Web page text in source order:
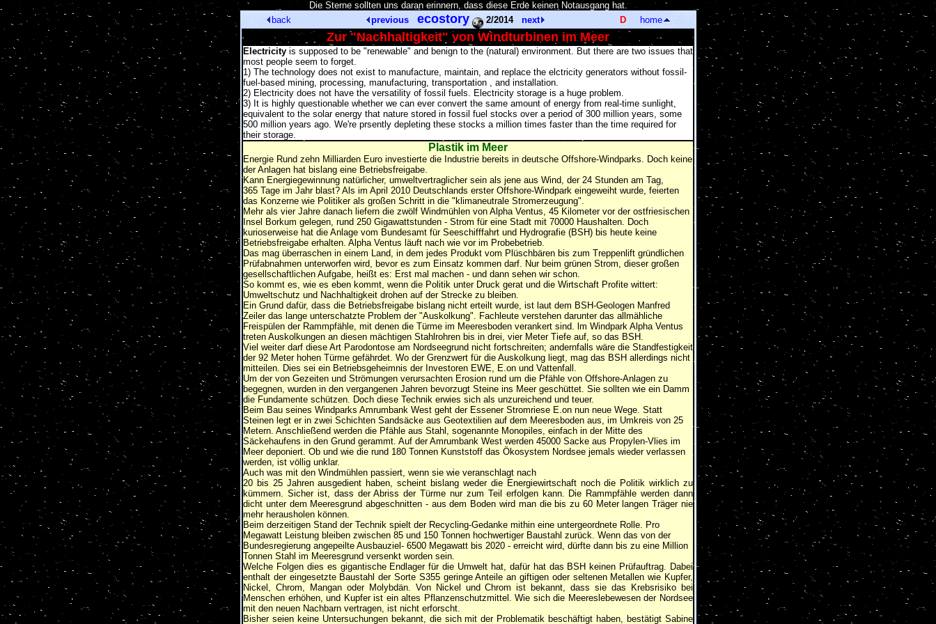
Die Sterne sollten uns daran erinnern, dass diese Erde keinen Notausgang hat.]
back
previous ecostory 2/2014 next D home
Zur "Nachhaltigkeit" von Windturbinen im Meer
Electricity is supposed to be "renewable" and benign to the (natural) environment. But there are two issues that
most people seem to forget.
1) The technology does not exist to manufacture, maintain, and replace the elctricity generators without fossil-
fuel-based mining, processing, manufacturing, transportation , and installation.
2) Electricity does not have the versatility of fossil fuels. Electricity storage is a huge problem.
3) It is highly questionable whether we can ever convert the same amount of energy from real-time sunlight,
equivalent to the solar energy that nature stored in fossil fuel stocks over a period of 300 million years, some
500 million years ago. We're prsently depleting these stocks a million times faster than the time required for
their storage.
Plastik im Meer
Energie Rund zehn Milliarden Euro investierte die Industrie bereits in deutsche Offshore-Windparks. Doch keine
der Anlagen hat bislang eine Betriebsfreigabe.
Kann Energiegewinnung natürlicher, umweltvertraglicher sein als jene aus Wind, der 24 Stunden am Tag,
365 Tage im Jahr blast? Als im April 2010 Deutschlands erster Offshore-Windpark eingeweiht wurde, feierten
das Konzerne wie Politiker als großen Schritt in die "klimaneutrale Stromerzeugung".
Mehr als vier Jahre danach liefern die zwölf Windmühlen von Alpha Ventus, 45 Kilometer vor der ostfriesischen
Insel Borkum gelegen, rund 250 Gigawattstunden - Strom für eine Stadt mit 70000 Haushalten. Doch
kurioserweise hat die Anlage vom Bundesamt für Seeschifffahrt und Hydrografie (BSH) bis heute keine
Betriebsfreigabe erhalten. Alpha Ventus läuft nach wie vor im Probebetrieb.
Das mag überraschen in einem Land, in dem jedes Produkt vom Plüschbären bis zum Treppenlift gründlichen
Prüfabnahmen unterworfen wird, bevor es zum Einsatz kommen darf. Nur beim grünen Strom, dieser großen
gesellschaftlichen Aufgabe, heißt es: Erst mal machen - und dann sehen wir schon.
So kommt es, wie es eben kommt, wenn die Politik unter Druck gerat und die Wirtschaft Profite wittert:
Umweltschutz und Nachhaltigkeit drohen auf der Strecke zu bleiben.
Ein Grund dafür, dass die Betriebsfreigabe bislang nicht erteilt wurde, ist laut dem BSH-Geologen Manfred
Zeiler das lange unterschatzte Problem der "Auskolkung". Fachleute verstehen darunter das allmähliche
Freispülen der Rammpfähle, mit denen die Türme im Meeresboden verankert sind. lm Windpark Alpha Ventus
treten Auskolkungen an diesen mächtigen Stahlrohren bis in drei, vier Meter Tiefe auf, so das BSH.
Viel weiter darf diese Art Parodontose am Nordseegrund nicht fortschreiten; andernfalls wäre die Standfestigkeit
der 92 Meter hohen Türme gefährdet. Wo der Grenzwert für die Auskolkung liegt, mag das BSH allerdings nicht
mitteilen. Dies sei ein Betriebsgeheimnis der Investoren EWE, E.on und Vattenfall.
Um der von Gezeiten und Strömungen verursachten Erosion rund um die Pfähle von Offshore-Anlagen zu
begegnen, wurden in den vergangenen Jahren bevorzugt Steine ins Meer geschüttet. Sie sollten wie ein Damm
die Fundamente schützen. Doch diese Technik erwies sich als unzureichend und teuer.
Beim Bau seines Windparks Amrumbank West geht der Essener Stromriese E.on nun neue Wege. Statt
Steinen legt er in zwei Schichten Sandsäcke aus Geotextilien auf dem Meeresboden aus, im Umkreis von 25
Metern. Anschließend werden die Pfähle aus Stahl, sogenannte Monopiles, einfach in der Mitte des
Säckehaufens in den Grund gerammt. Auf der Amrumbank West werden 45000 Sacke aus Propylen-Vlies im
Meer deponiert. Ob und wie die rund 180 Tonnen Kunststoff das Ökosystem Nordsee jemals wieder verlassen
werden, ist völlig unklar.
Auch was mit den Windmühlen passiert, wenn sie wie veranschlagt nach
20 bis 25 Jahren ausgedient haben, scheint bislang weder die Energiewirtschaft noch die Politik wirklich zu
kümmern. Sicher ist, dass der Abriss der Türme nur zum Teil erfolgen kann. Die Rammpfähle werden dann
dicht unter dem Meeresgrund abgeschnitten - aus dem Boden wird man die bis zu 60 Meter langen Träger nie
mehr herausholen können.
Beim derzeitigen Stand der Technik spielt der Recycling-Gedanke mithin eine untergeordnete Rolle. Pro
Megawatt Leistung bleiben zwischen 85 und 150 Tonnen hochwertiger Baustahl zurück. Wenn das von der
Bundesregierung angepeilte Ausbauziel- 6500 Megawatt bis 2020 - erreicht wird, dürfte dann bis zu eine Million
Tonnen Stahl im Meeresgrund versenkt worden sein.
Welche Folgen dies es gigantische Endlager für die Umwelt hat, dafür hat das BSH keinen Prüfauftrag. Dabei
enthalt der eingesetzte Baustahl der Sorte S355 geringe Anteile an giftigen oder seltenen Metallen wie Kupfer,
Nickel, Chrom, Mangan oder Molybdän. Von Nickel und Chrom ist bekannt, dass sie das Krebsrisiko bei
Menschen erhöhen, und Kupfer ist ein altes Pflanzenschutzmittel. Wie sich die Meereslebewesen der Nordsee
mit den neuen Nachbarn vertragen, ist nicht erforscht.
Bisher seien keine Untersuchungen bekannt, die sich mit der Problematik beschäftigt haben, bestätigt Sabine